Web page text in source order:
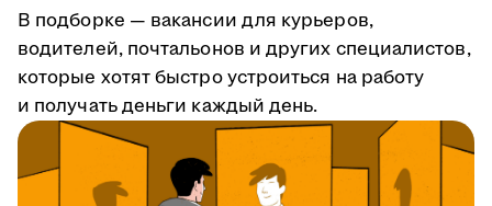
В подборке — вакансии для курьеров,
водителей, почтальонов и других специалистов,
которые хотят быстро устроиться на работу
и получать деньги каждый день.